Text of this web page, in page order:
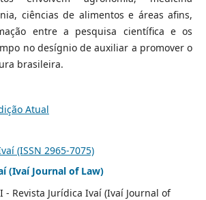
ciências de alimentos e áreas afins,
entre a pesquisa científica e os
no desígnio de auxiliar a promover o
brasileira.
Atual
(Ivaí Journal of Law)
- Revista Jurídica Ivaí (Ivaí Journal of